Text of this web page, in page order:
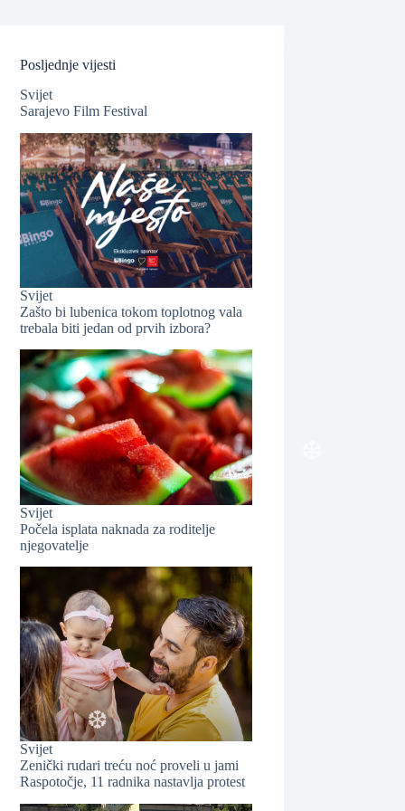
Posljednje vijesti
Svijet
Sarajevo Film Festival
Svijet
Zašto bi lubenica tokom toplotnog vala
trebala biti jedan od prvih izbora?
Svijet
Počela isplata naknada za roditelje
njegovatelje
Svijet
Zenički rudari treću noć proveli u jami
Raspotočje, 11 radnika nastavlja protest
❆